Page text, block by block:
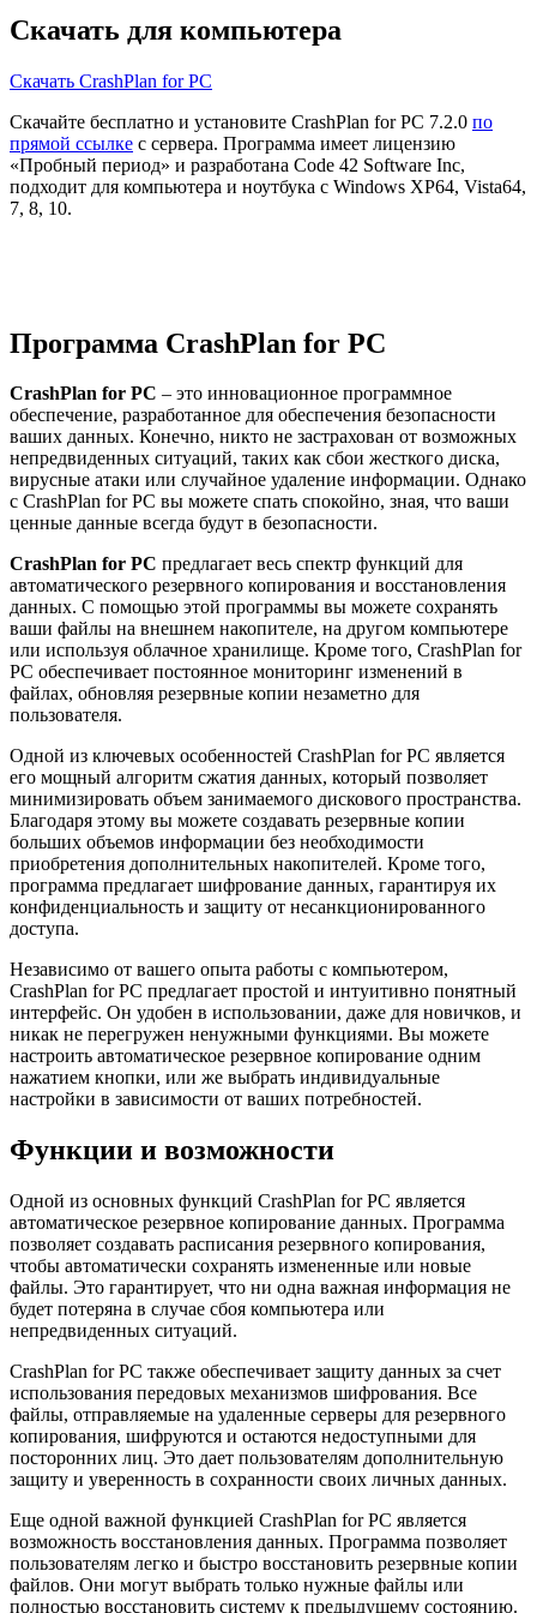
Скачать для компьютера
Скачать CrashPlan for PC
Скачайте бесплатно и установите CrashPlan for PC 7.2.0 по
прямой ссылке с сервера. Программа имеет лицензию
«Пробный период» и разработана Code 42 Software Inc,
подходит для компьютера и ноутбука с Windows XP64, Vista64,
7, 8, 10.
Программа CrashPlan for PC
CrashPlan for PC – это инновационное программное
обеспечение, разработанное для обеспечения безопасности
ваших данных. Конечно, никто не застрахован от возможных
непредвиденных ситуаций, таких как сбои жесткого диска,
вирусные атаки или случайное удаление информации. Однако
с CrashPlan for PC вы можете спать спокойно, зная, что ваши
ценные данные всегда будут в безопасности.
CrashPlan for PC предлагает весь спектр функций для
автоматического резервного копирования и восстановления
данных. С помощью этой программы вы можете сохранять
ваши файлы на внешнем накопителе, на другом компьютере
или используя облачное хранилище. Кроме того, CrashPlan for
PC обеспечивает постоянное мониторинг изменений в
файлах, обновляя резервные копии незаметно для
пользователя.
Одной из ключевых особенностей CrashPlan for PC является
его мощный алгоритм сжатия данных, который позволяет
минимизировать объем занимаемого дискового пространства.
Благодаря этому вы можете создавать резервные копии
больших объемов информации без необходимости
приобретения дополнительных накопителей. Кроме того,
программа предлагает шифрование данных, гарантируя их
конфиденциальность и защиту от несанкционированного
доступа.
Независимо от вашего опыта работы с компьютером,
CrashPlan for PC предлагает простой и интуитивно понятный
интерфейс. Он удобен в использовании, даже для новичков, и
никак не перегружен ненужными функциями. Вы можете
настроить автоматическое резервное копирование одним
нажатием кнопки, или же выбрать индивидуальные
настройки в зависимости от ваших потребностей.
Функции и возможности
Одной из основных функций CrashPlan for PC является
автоматическое резервное копирование данных. Программа
позволяет создавать расписания резервного копирования,
чтобы автоматически сохранять измененные или новые
файлы. Это гарантирует, что ни одна важная информация не
будет потеряна в случае сбоя компьютера или
непредвиденных ситуаций.
CrashPlan for PC также обеспечивает защиту данных за счет
использования передовых механизмов шифрования. Все
файлы, отправляемые на удаленные серверы для резервного
копирования, шифруются и остаются недоступными для
посторонних лиц. Это дает пользователям дополнительную
защиту и уверенность в сохранности своих личных данных.
Еще одной важной функцией CrashPlan for PC является
возможность восстановления данных. Программа позволяет
пользователям легко и быстро восстановить резервные копии
файлов. Они могут выбрать только нужные файлы или
полностью восстановить систему к предыдущему состоянию.